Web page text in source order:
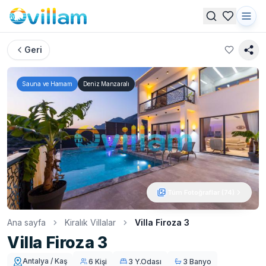
Geri
Sauna ve Hamam Deniz Manzaralı
Ana sayfa Kiralık Villalar Villa Firoza 3
Villa Firoza 3
Antalya / Kaş 6 Kişi 3 Y.Odası 3 Banyo